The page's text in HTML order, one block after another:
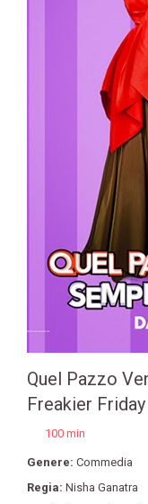
Quel Pazzo
Freakier
100 min
Genere: Commedia
Regia: Nisha Ganatra